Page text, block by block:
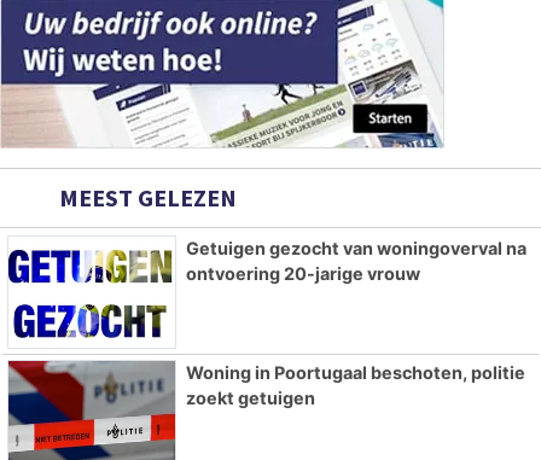
MEEST GELEZEN
Getuigen gezocht van woningoverval na
ontvoering 20-jarige vrouw
Woning in Poortugaal beschoten, politie
zoekt getuigen